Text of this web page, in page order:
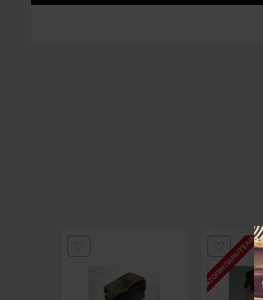
ΚΑΤΌΠΙΝ ΠΑΡΑΓΓΕΛΊΑΣ *